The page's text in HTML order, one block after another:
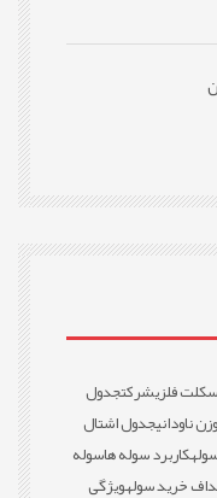
فلزیشرکتجدول
ناودانیجدول اشتال
کاربرد سوله هاسوله
خرید سولهویژگی